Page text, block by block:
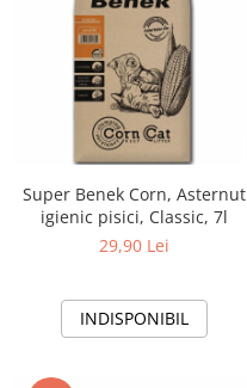
Super Benek Corn, Asternut
igienic pisici, Classic, 7l
29,90 Lei
INDISPONIBIL